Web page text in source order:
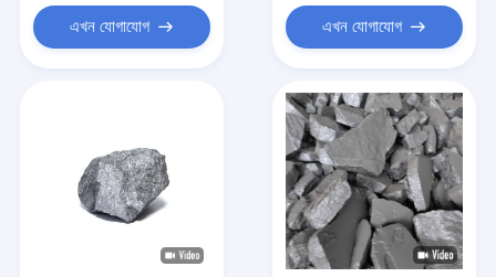
VR প্রদর্শন
আমাদের সম্পর্কে
এখন যোগাযোগ এখন যোগাযোগ